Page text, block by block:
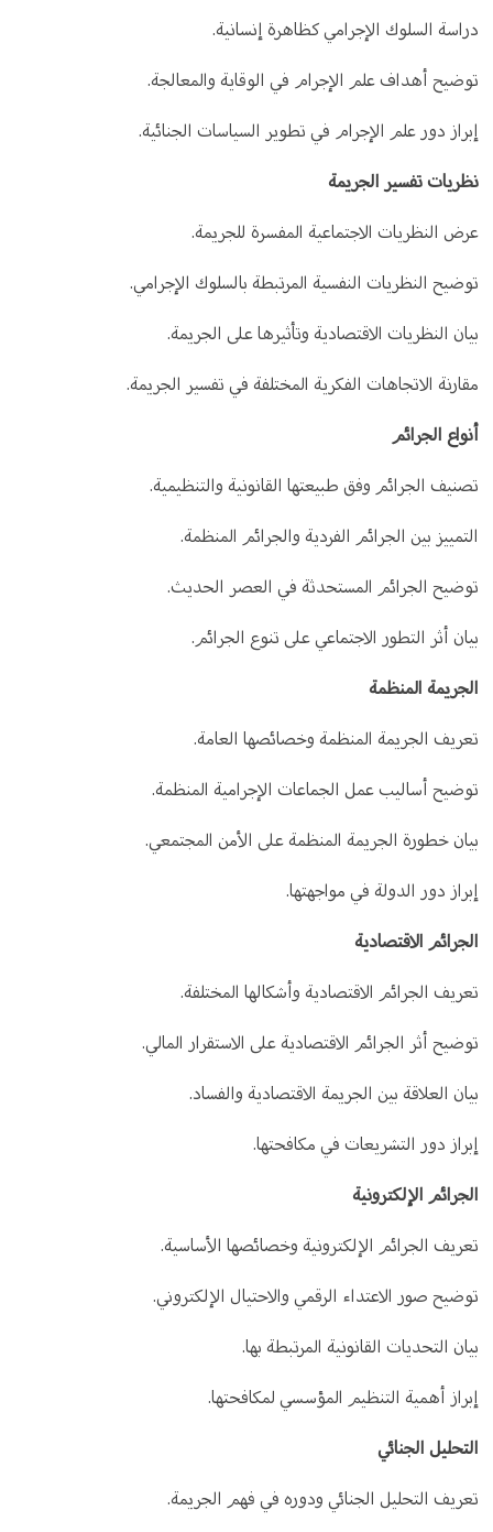
دراسة السلوك الإجرامي كظاهرة إنسانية.
توضيح أهداف علم الإجرام في الوقاية والمعالجة.
إبراز دور علم الإجرام في تطوير السياسات الجنائية.
نظريات تفسير الجريمة
عرض النظريات الاجتماعية المفسرة للجريمة.
توضيح النظريات النفسية المرتبطة بالسلوك الإجرامي.
بيان النظريات الاقتصادية وتأثيرها على الجريمة.
مقارنة الاتجاهات الفكرية المختلفة في تفسير الجريمة.
أنواع الجرائم
تصنيف الجرائم وفق طبيعتها القانونية والتنظيمية.
التمييز بين الجرائم الفردية والجرائم المنظمة.
توضيح الجرائم المستحدثة في العصر الحديث.
بيان أثر التطور الاجتماعي على تنوع الجرائم.
الجريمة المنظمة
تعريف الجريمة المنظمة وخصائصها العامة.
توضيح أساليب عمل الجماعات الإجرامية المنظمة.
بيان خطورة الجريمة المنظمة على الأمن المجتمعي.
إبراز دور الدولة في مواجهتها.
الجرائم الاقتصادية
تعريف الجرائم الاقتصادية وأشكالها المختلفة.
توضيح أثر الجرائم الاقتصادية على الاستقرار المالي.
بيان العلاقة بين الجريمة الاقتصادية والفساد.
إبراز دور التشريعات في مكافحتها.
الجرائم الإلكترونية
تعريف الجرائم الإلكترونية وخصائصها الأساسية.
توضيح صور الاعتداء الرقمي والاحتيال الإلكتروني.
بيان التحديات القانونية المرتبطة بها.
إبراز أهمية التنظيم المؤسسي لمكافحتها.
التحليل الجنائي
تعريف التحليل الجنائي ودوره في فهم الجريمة.